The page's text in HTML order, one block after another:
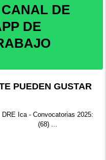
de provincias se
DE
DE
PUEDEN GUSTAR